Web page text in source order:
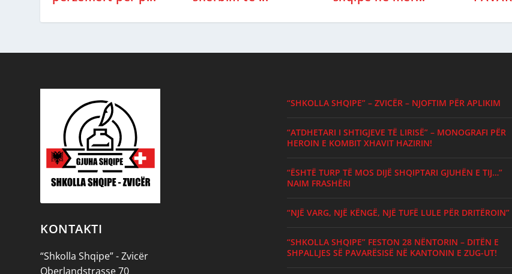
KONTAKTI
“Shkolla Shqipe” - Zvicër
Oberlandstrasse 70
“SHKOLLA SHQIPE” – ZVICËR – NJOFTIM PËR APLIKIM
“ATDHETARI I SHTIGJEVE TË LIRISË” – MONOGRAFI PËR
HEROIN E KOMBIT XHAVIT HAZIRIN!
“ËSHTË TURP TË MOS DIJË SHQIPTARI GJUHËN E TIJ…”
NAIM FRASHËRI
“NJË VARG, NJË KËNGË, NJË TUFË LULE PËR DRITËROIN”
“SHKOLLA SHQIPE” FESTON 28 NËNTORIN – DITËN E
SHPALLJES SË PAVARËSISË NË KANTONIN E ZUG-UT!